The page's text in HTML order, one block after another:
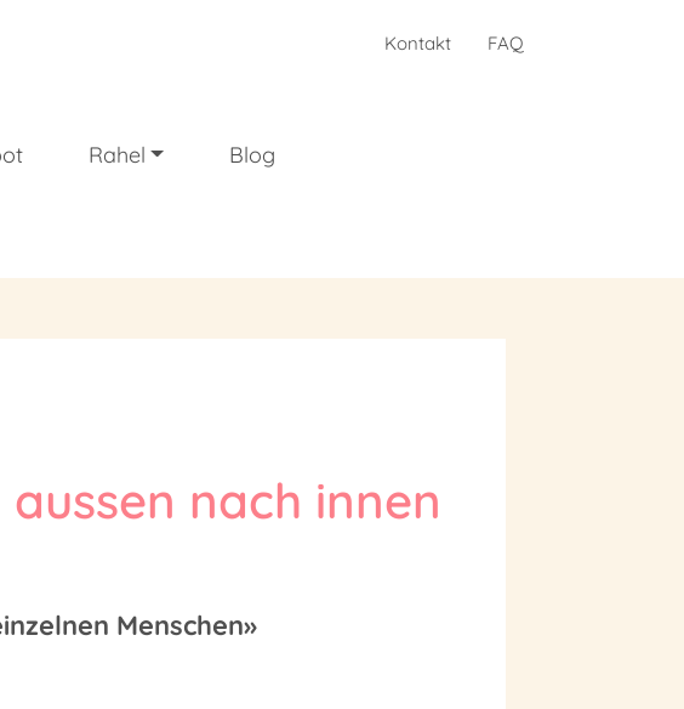
Kontakt FAQ
Rahel Blog
nach innen
Menschen»